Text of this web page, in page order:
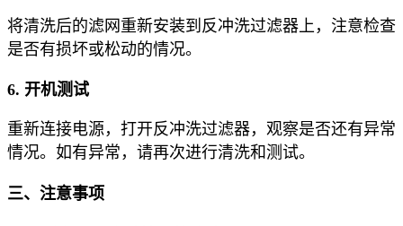
将清洗后的滤网重新安装到反冲洗过滤器上，注意检查
是否有损坏或松动的情况。
6. 开机测试
重新连接电源，打开反冲洗过滤器，观察是否还有异常
情况。如有异常，请再次进行清洗和测试。
三、注意事项